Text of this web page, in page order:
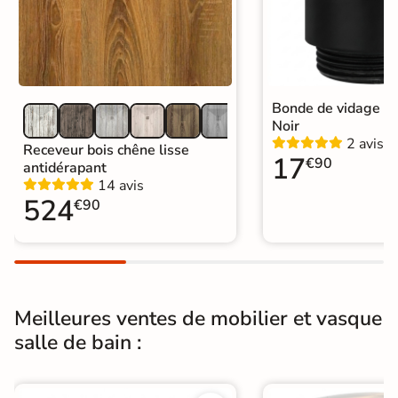
caisson
Epaisseur matière
caisson
Type de vasque Plan vasque
Dimensions de la
vasque
101cm (L) x 46cm (P) x 1,5cm (H)
Nombre de
vasque
Positons de la
Coloris Lavabo Blanc mat
Receveur bois chêne lisse
antidérapant
14 avis
524€90
Bonde de vidage
Noir
2 avis
17€90
Meilleures ventes de mobilier et vasque
salle de bain :